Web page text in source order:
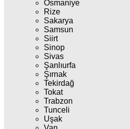
Osmaniye
Rize
Sakarya
Samsun
Siirt
Sinop
Sivas
Şanlıurfa
Şırnak
Tekirdağ
Tokat
Trabzon
Tunceli
Uşak